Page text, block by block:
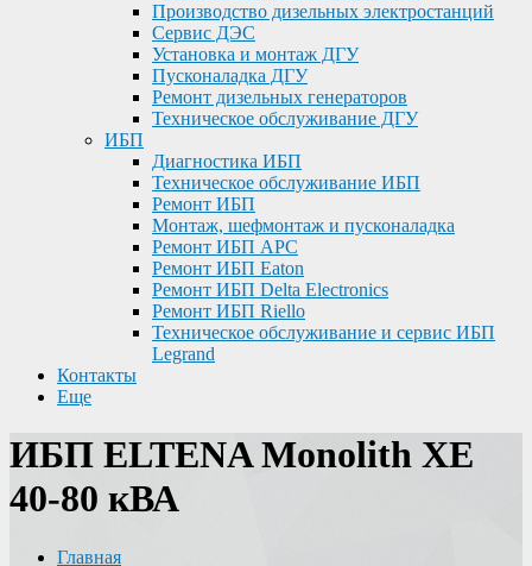
Производство дизельных электростанций
Сервис ДЭС
Установка и монтаж ДГУ
Пусконаладка ДГУ
Ремонт дизельных генераторов
Техническое обслуживание ДГУ
ИБП
Диагностика ИБП
Техническое обслуживание ИБП
Ремонт ИБП
Монтаж, шефмонтаж и пусконаладка
Ремонт ИБП APC
Ремонт ИБП Eaton
Ремонт ИБП Delta Electronics
Ремонт ИБП Riello
Техническое обслуживание и сервис ИБП
Legrand
Контакты
Еще
ИБП ELTENA Monolith XE
40-80 кВА
Главная